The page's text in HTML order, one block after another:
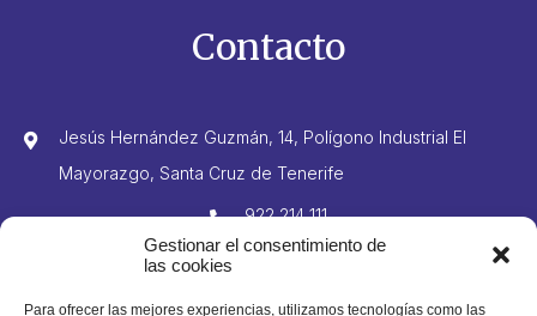
Gestionar el consentimiento de
las cookies
Para ofrecer las mejores experiencias, utilizamos tecnologías como las
Contacto
Jesús Hernández Guzmán, 14, Polígono Industrial El
Mayorazgo, Santa Cruz de Tenerife
922 214 111
606 425 981